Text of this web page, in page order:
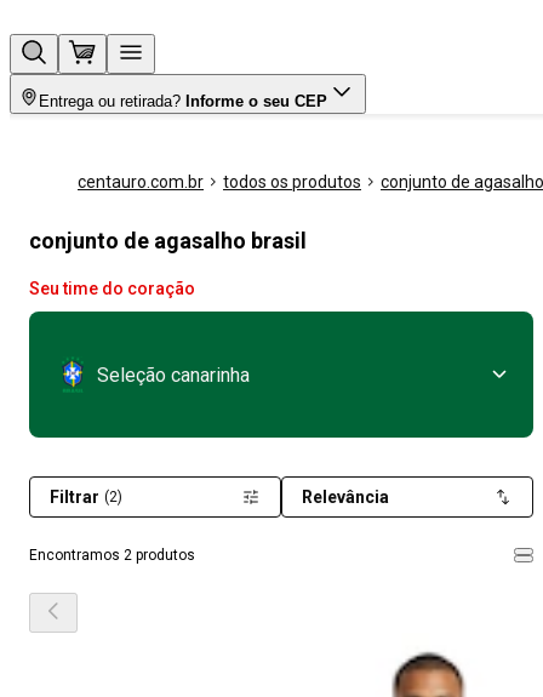
Entrega ou retirada? Informe o seu CEP
centauro.com.br todos os produtos conjunto de agasalho
conjunto de agasalho brasil
Seu time do coração
Seleção canarinha
Encontramos 2 produtos
Filtrar (2) Relevância